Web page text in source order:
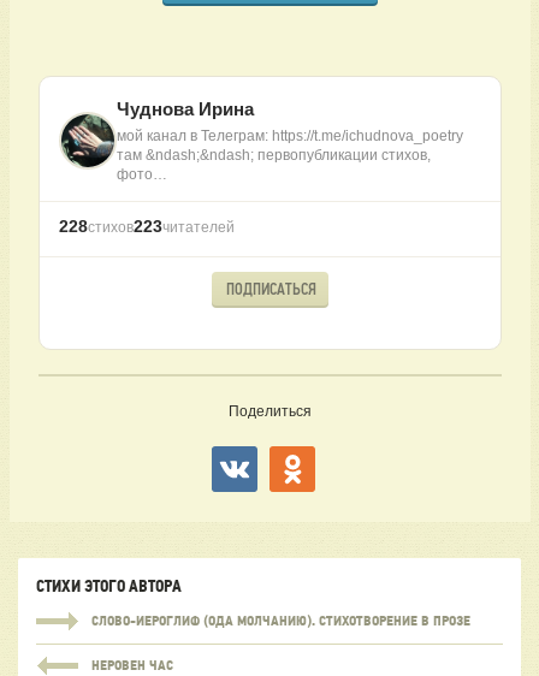
Чуднова Ирина
мой канал в Телеграм: https://t.me/ichudnova_poetry
там &ndash;&ndash; первопубликации стихов,
фото…
228стихов223читателей
ПОДПИСАТЬСЯ
Поделиться
СТИХИ ЭТОГО АВТОРА
СЛОВО-ИЕРОГЛИФ (ОДА МОЛЧАНИЮ). СТИХОТВОРЕНИЕ В ПРОЗЕ
НЕРОВЕН ЧАС